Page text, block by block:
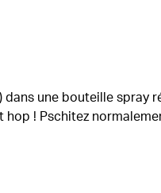
une bouteille spray
! Pschitez